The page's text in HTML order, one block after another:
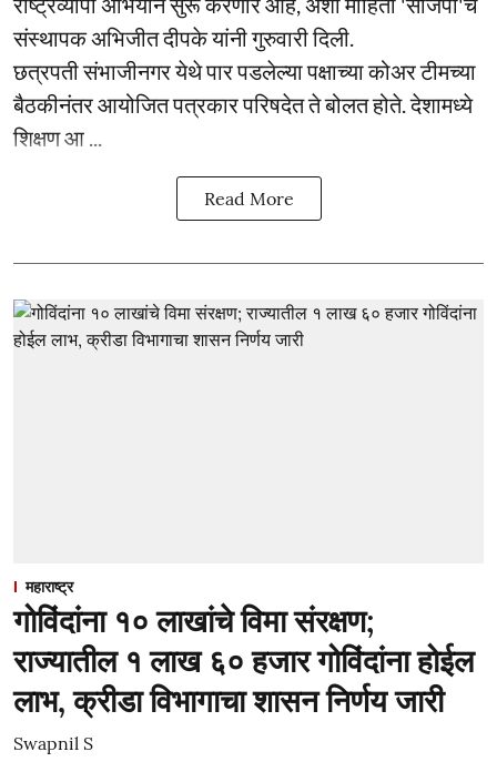
संस्थापक अभिजीत दीपके यांनी गुरुवारी दिली.
छत्रपती संभाजीनगर येथे पार पडलेल्या पक्षाच्या कोअर टीमच्या
बैठकीनंतर आयोजित पत्रकार परिषदेत ते बोलत होते. देशामध्ये
शिक्षण आ ...
Read More
महाराष्ट्र
गोविंदांना १० लाखांचे विमा संरक्षण;
राज्यातील १ लाख ६० हजार गोविंदांना होईल
लाभ, क्रीडा विभागाचा शासन निर्णय जारी
Swapnil S